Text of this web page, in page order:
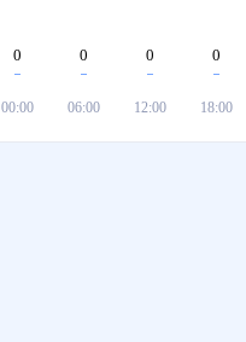
0
00:00
0
06:00
0
12:00
0
18:00